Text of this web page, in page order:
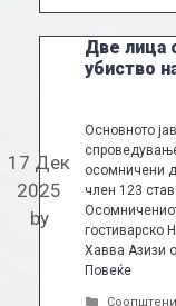
Две лица
убиство
17 Дек
2025
by
Основното
осомничени
член 123
гостиварско
Хавва Азизи
Повеќе
Categories